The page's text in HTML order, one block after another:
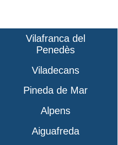
Vilafranca del
Penedès
Viladecans
Pineda de Mar
Alpens
Aiguafreda